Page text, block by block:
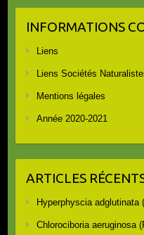
INFORMATIONS
Liens
Liens Sociétés
Mentions légales
Année 2020-2021
ARTICLES
Hyperphyscia adglutinata
Chlorociboria aeruginosa